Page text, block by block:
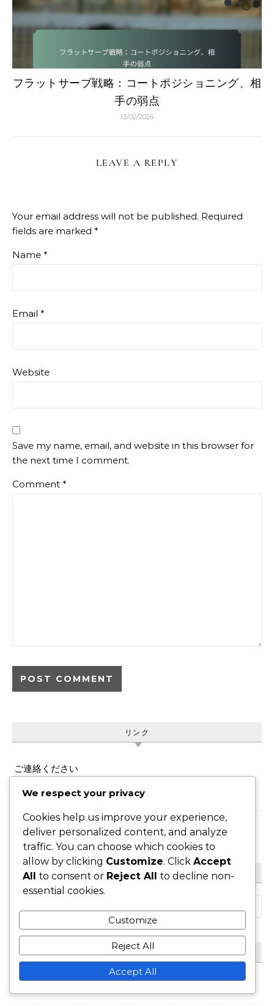
フラットサーブ戦略：コートポジショニング、相
手の弱点
13/02/2026
LEAVE A REPLY
Your email address will not be published. Required
fields are marked *
Name *
Email *
Website
Save my name, email, and website in this browser for
the next time I comment.
Comment *
リンク
ご連絡ください
概要
閲覧
検索
カテゴリ
We respect your privacy
Cookies help us improve your experience,
deliver personalized content, and analyze
traffic. You can choose which cookies to
allow by clicking Customize. Click Accept
All to consent or Reject All to decline non-
essential cookies.
Customize
Reject All
Accept All